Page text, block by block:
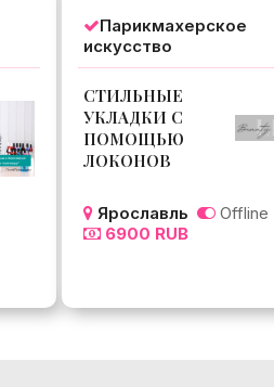
Парикмахерское
искусство
СТИЛЬНЫЕ
УКЛАДКИ С
ПОМОЩЬЮ
ЛОКОНОВ
Ярославль
Offline
6900 RUB